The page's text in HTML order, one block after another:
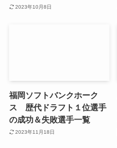
2023年10月8日
福岡ソフトバンクホーク
ス 歴代ドラフト１位選手
の成功＆失敗選手一覧
2023年11月18日